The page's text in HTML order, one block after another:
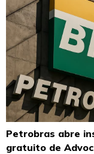
Petrobras abre
gratuito de